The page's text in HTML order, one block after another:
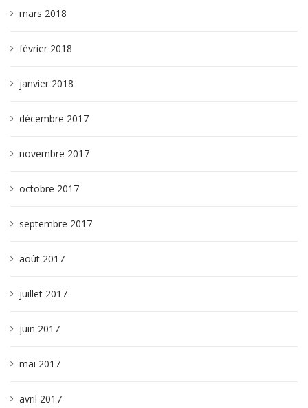
mars 2018
février 2018
janvier 2018
décembre 2017
novembre 2017
octobre 2017
septembre 2017
août 2017
juillet 2017
juin 2017
mai 2017
avril 2017